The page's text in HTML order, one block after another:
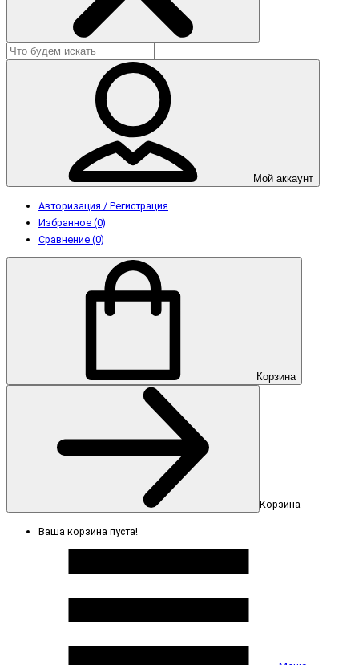
Мой аккаунт
Авторизация / Регистрация
Избранное (0)
Сравнение (0)
Корзина
Корзина
Ваша корзина пуста!